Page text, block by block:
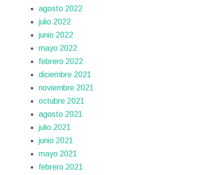
agosto 2022
julio 2022
junio 2022
mayo 2022
febrero 2022
diciembre 2021
noviembre 2021
octubre 2021
agosto 2021
julio 2021
junio 2021
mayo 2021
febrero 2021